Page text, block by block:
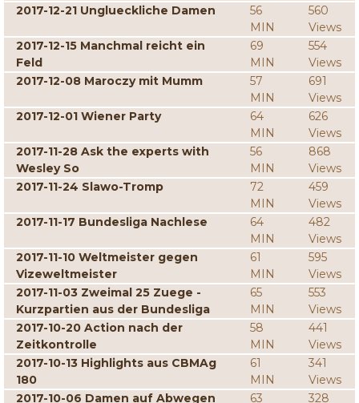
2017-12-21 Unglueckliche Damen
56
MIN
560
Views
2017-12-15 Manchmal reicht ein
Feld
69
MIN
554
Views
2017-12-08 Maroczy mit Mumm
57
MIN
691
Views
2017-12-01 Wiener Party
64
MIN
626
Views
2017-11-28 Ask the experts with
Wesley So
56
MIN
868
Views
2017-11-24 Slawo-Tromp
72
MIN
459
Views
2017-11-17 Bundesliga Nachlese
64
MIN
482
Views
2017-11-10 Weltmeister gegen
Vizeweltmeister
61
MIN
595
Views
2017-11-03 Zweimal 25 Zuege -
Kurzpartien aus der Bundesliga
65
MIN
553
Views
2017-10-20 Action nach der
Zeitkontrolle
58
MIN
441
Views
2017-10-13 Highlights aus CBMAg
180
61
MIN
341
Views
2017-10-06 Damen auf Abwegen
63 328